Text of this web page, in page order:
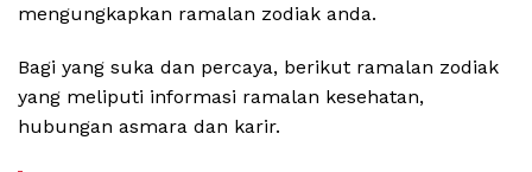
mengungkapkan ramalan zodiak anda.
Bagi yang suka dan percaya, berikut ramalan zodiak
yang meliputi informasi ramalan kesehatan,
hubungan asmara dan karir.